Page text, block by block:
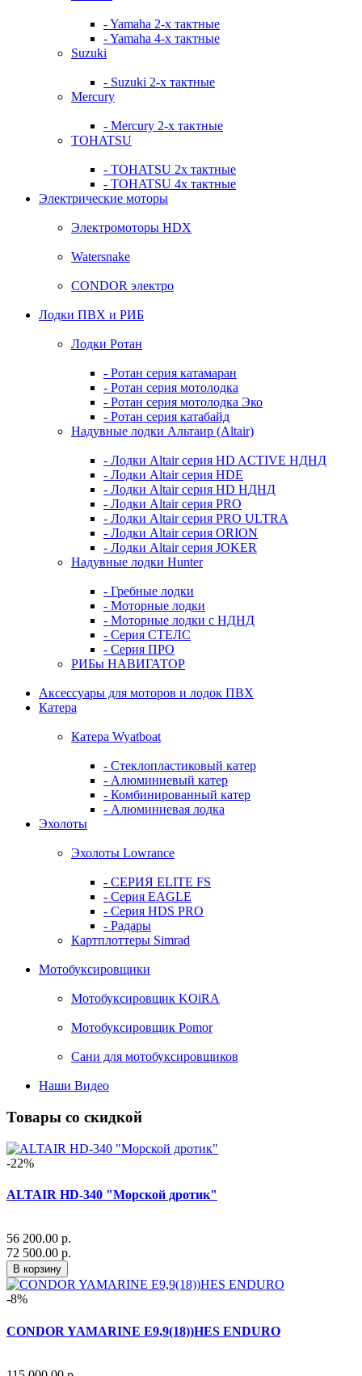
- Yamaha 2-х тактные
- Yamaha 4-х тактные
Suzuki
- Suzuki 2-х тактные
Mercury
- Mercury 2-х тактные
TOHATSU
- TOHATSU 2х тактные
- TOHATSU 4х тактные
Электрические моторы
Электромоторы HDX
Watersnake
CONDOR электро
Лодки ПВХ и РИБ
Лодки Ротан
- Ротан серия катамаран
- Ротан серия мотолодка
- Ротан серия мотолодка Эко
- Ротан серия катабайд
Надувные лодки Альтаир (Altair)
- Лодки Altair серия HD ACTIVE НДНД
- Лодки Altair серия HDE
- Лодки Altair серия HD НДНД
- Лодки Altair серия PRO
- Лодки Altair серия PRO ULTRA
- Лодки Altair серия ORION
- Лодки Altair серия JOKER
Надувные лодки Hunter
- Гребные лодки
- Моторные лодки
- Моторные лодки с НДНД
- Серия СТЕЛС
- Серия ПРО
РИБы НАВИГАТОР
Аксессуары для моторов и лодок ПВХ
Катера
Катера Wyatboat
- Cтеклопластиковый катер
- Алюминиевый катер
- Комбинированный катер
- Алюминиевая лодка
Эхолоты
Эхолоты Lowrance
- СЕРИЯ ELITE FS
- Серия EAGLE
- Серия HDS PRO
- Радары
Картплоттеры Simrad
Мотобуксировщики
Мотобуксировщик KOiRA
Мотобуксировщик Pomor
Сани для мотобуксировщиков
Наши Видео
Товары со скидкой
-22%
ALTAIR HD-340 "Морской дротик"
56 200.00 р.
72 500.00 р.
В корзину
-8%
CONDOR YAMARINE E9,9(18))HES ENDURO